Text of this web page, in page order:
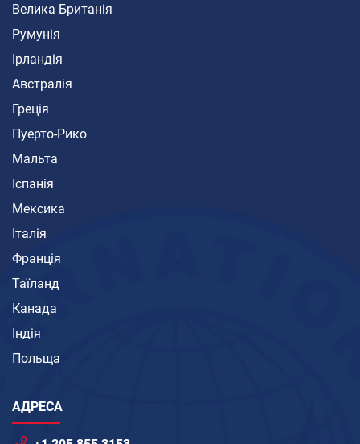
Велика Британія
Румунія
Ірландія
Австралія
Греція
Пуерто-Рико
Мальта
Іспанія
Мексика
Італія
Франція
Таїланд
Канада
Індія
Польща
АДРЕСА